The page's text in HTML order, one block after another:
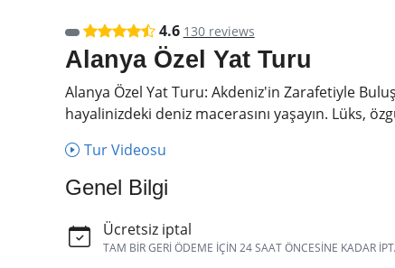
4.6 130 reviews
Alanya Özel Yat Turu
Alanya Özel Yat Turu: Akdeniz'in Zarafetiyle
hayalinizdeki deniz macerasını yaşayın. Lüks,
Tur Videosu
Genel Bilgi
Ücretsiz iptal
TAM BIR GERI ÖDEME IÇIN 24 SAAT ÖNCESINE KADAR